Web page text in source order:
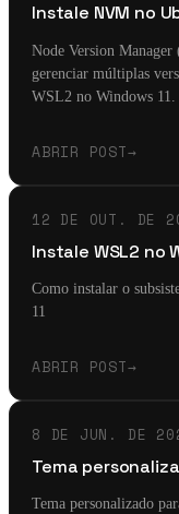
Instale NVM no
Node Version
gerenciar múltiplas
WSL2 no Windows 11.
ABRIR POST→
12 DE OUT. DE
Instale WSL2 no
Como instalar o
11
ABRIR POST→
8 DE JUN. DE
Tema
Tema personalizado